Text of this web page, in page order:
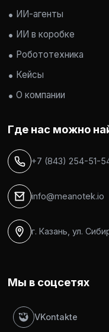
ИИ-агенты
ИИ в коробке
Робототехника
Кейсы
О компании
Где нас можно
+7 (843) 254-51-
info@meanotek.io
г. Казань, ул.
Мы в соцсетях
VKontakte